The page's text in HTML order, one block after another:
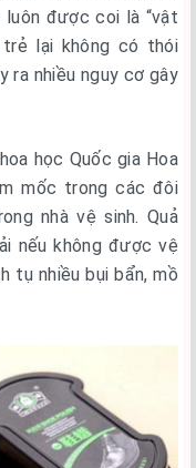
được coi là “vật
trẻ lại không có thói
ra nhiều nguy cơ gây
học Quốc gia Hoa
mốc trong các đôi
nhà vệ sinh. Quả
nếu không được vệ
tụ nhiều bụi bẩn, mồ